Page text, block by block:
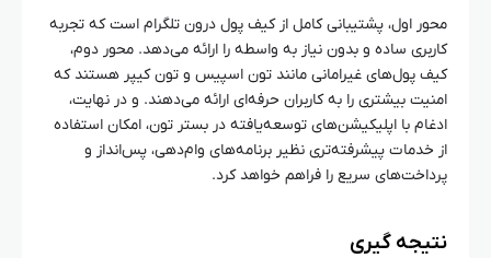
محور اول، پشتیبانی کامل از کیف پول درون تلگرام است که تجربه
کاربری ساده و بدون نیاز به واسطه را ارائه می‌دهد. محور دوم،
کیف پول‌های غیرامانی مانند تون اسپیس و تون کیپر هستند که
امنیت بیشتری را به کاربران حرفه‌ای ارائه می‌دهند. و در نهایت،
ادغام با اپلیکیشن‌های توسعه‌یافته در بستر تون، امکان استفاده
از خدمات پیشرفته‌تری نظیر برنامه‌های وام‌دهی، پس‌انداز و
پرداخت‌های سریع را فراهم خواهد کرد.
نتیجه‌ گیری